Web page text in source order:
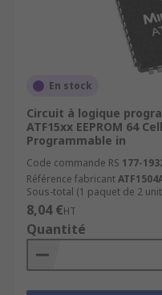
En stock
Circuit à logique
ATF15xx EEPROM 64
Programmable in
Code commande RS 177-
Référence fabricant
Sous-total (1 paquet de 2
8,04 €HT
Quantité